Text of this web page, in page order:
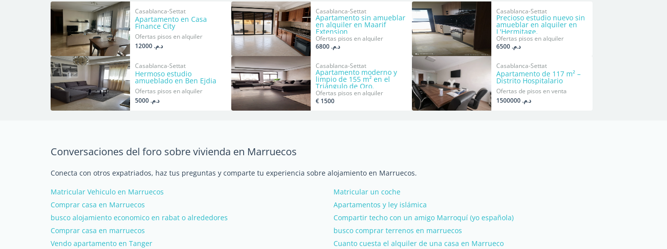
Casablanca-Settat
Apartamento en Casa
Finance City
Ofertas pisos en alquiler
د.م. 12000
Casablanca-Settat
Apartamento sin amueblar
en alquiler en Maarif
Extension
Ofertas pisos en alquiler
د.م. 6800
Casablanca-Settat
Precioso estudio nuevo sin
amueblar en alquiler en
L'Hermitage.
Ofertas pisos en alquiler
د.م. 6500
Casablanca-Settat
Hermoso estudio
amueblado en Ben Ejdia
Ofertas pisos en alquiler
د.م. 5000
Casablanca-Settat
Apartamento moderno y
limpio de 155 m² en el
Triángulo de Oro.
Ofertas pisos en alquiler
€ 1500
Casablanca-Settat
Apartamento de 117 m² –
Distrito Hospitalario
Ofertas de pisos en venta
د.م. 1500000
Conversaciones del foro sobre vivienda en Marruecos
Conecta con otros expatriados, haz tus preguntas y comparte tu experiencia sobre alojamiento en Marruecos.
Matricular Vehiculo en Marruecos
Matricular un coche
Comprar casa en Marruecos
Apartamentos y ley islámica
busco alojamiento economico en rabat o alrededores
Compartir techo con un amigo Marroquí (yo española)
Comprar casa en marruecos
busco comprar terrenos en marruecos
Vendo apartamento en Tanger
Cuanto cuesta el alquiler de una casa en Marrueco